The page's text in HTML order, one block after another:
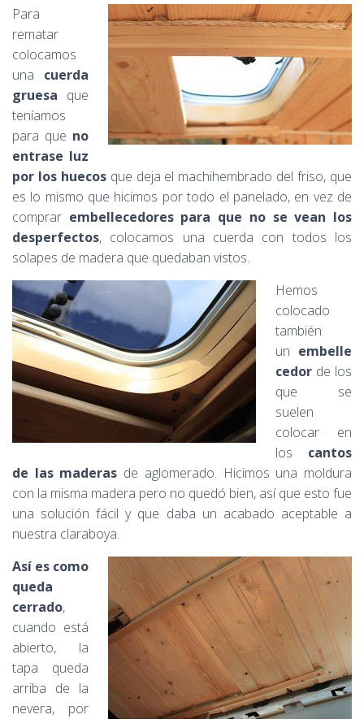
Para
rematar
colocamos
una cuerda
gruesa que
teníamos
para que no
entrase luz
por los huecosque deja el machihembrado del friso, que
es lo mismo que hicimos por todo el panelado, en vez de
comprar embellecedores para que no se vean los
desperfectos, colocamos una cuerda con todos los
solapes de madera que quedaban vistos.
Hemos
colocado
también
un embelle
cedor de los
que se
suelen
colocar en
los cantos
de las maderas de aglomerado. Hicimos una moldura
con la misma madera pero no quedó bien, así que esto fue
una solución fácil y que daba un acabado aceptable a
nuestra claraboya.
Así es como
queda
cerrado,
cuando está
abierto, la
tapa queda
arriba de la
nevera, por